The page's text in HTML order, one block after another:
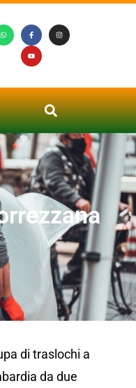
di traslochi a
da due